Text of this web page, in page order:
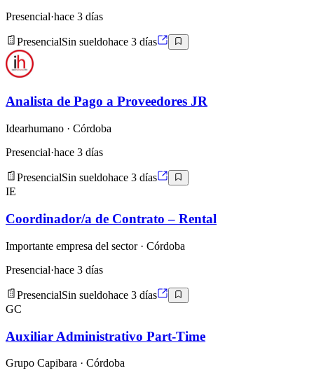
Presencial·hace 3 días
PresencialSin sueldohace 3 días
Analista de Pago a Proveedores JR
Idearhumano · Córdoba
Presencial·hace 3 días
PresencialSin sueldohace 3 días
IE
Coordinador/a de Contrato – Rental
Importante empresa del sector· Córdoba
Presencial·hace 3 días
PresencialSin sueldohace 3 días
GC
Auxiliar Administrativo Part-Time
Grupo Capibara · Córdoba